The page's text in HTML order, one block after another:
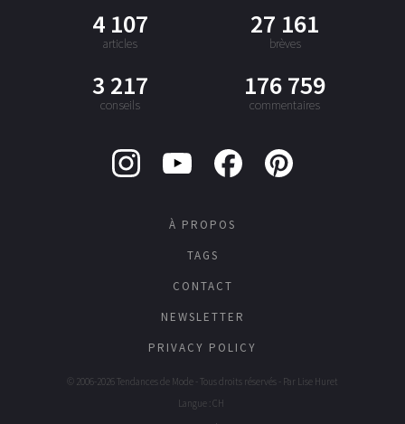
4 107
articles
27 161
brèves
3 217
conseils
176 759
commentaires
À PROPOS
TAGS
CONTACT
NEWSLETTER
PRIVACY POLICY
© 2006-2026 Tendances de Mode - Tous droits réservés - Par Lise Huret
Langue : CH